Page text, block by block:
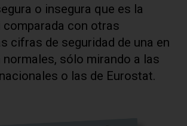
o insegura que es la
con otras
cifras de seguridad de una en
sólo mirando a las
o las de Eurostat.